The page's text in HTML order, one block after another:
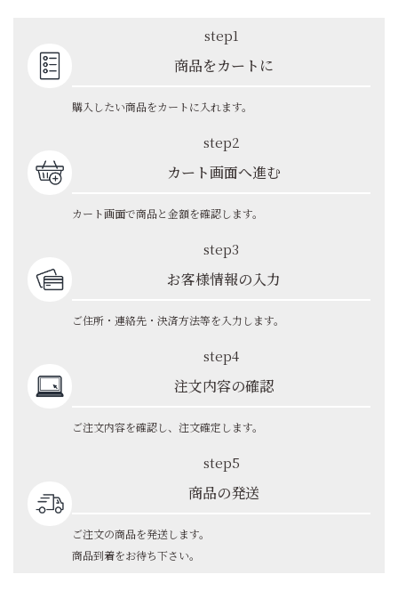
step1
商品をカートに
購入したい商品をカートに入れます。
step2
カート画面へ進む
カート画面で商品と金額を確認します。
step3
お客様情報の入力
ご住所・連絡先・決済方法等を入力します。
step4
注文内容の確認
ご注文内容を確認し、注文確定します。
step5
商品の発送
ご注文の商品を発送します。
商品到着をお待ち下さい。